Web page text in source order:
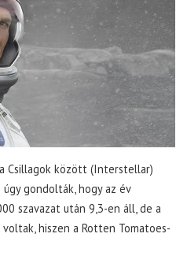
Csillagok között (Interstellar)
gondolták, hogy az év
szavazat után 9,3-en áll, de a
hiszen a Rotten Tomatoes-